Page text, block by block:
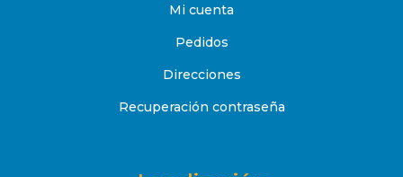
Mi cuenta
Pedidos
Direcciones
Recuperación contraseña